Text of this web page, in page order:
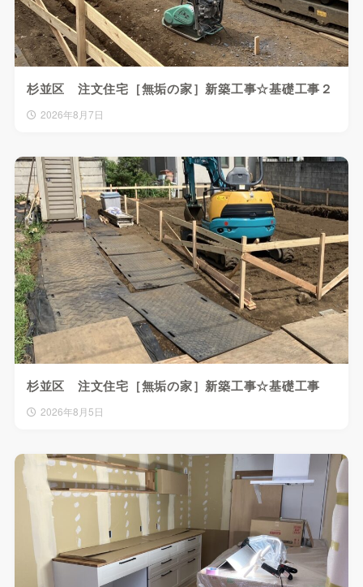
杉並区 注文住宅［無垢の家］新築工事☆基礎工事２
2026年8月7日
杉並区 注文住宅［無垢の家］新築工事☆基礎工事
2026年8月5日